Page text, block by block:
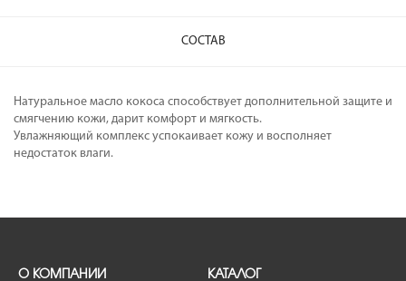
СОСТАВ
Hатуральное масло кокоса способствует дополнительной защите и
смягчению кожи, дарит комфорт и мягкость.
Увлажняющий комплекс успокаивает кожу и восполняет
недостаток влаги.
О КОМПАНИИ КАТАЛОГ